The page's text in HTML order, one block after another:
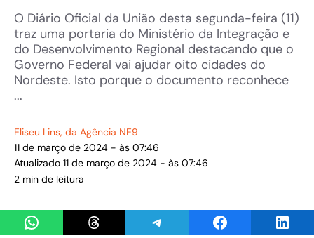
O Diário Oficial da União desta segunda-feira (11)
traz uma portaria do Ministério da Integração e
do Desenvolvimento Regional destacando que o
Governo Federal vai ajudar oito cidades do
Nordeste. Isto porque o documento reconhece
...
Eliseu Lins, da Agência NE9
11 de março de 2024 - às 07:46
Atualizado 11 de março de 2024 - às 07:46
2 min de leitura
Share on WhatsAppShare on ThreadsShare on TelegramShare on Facebook